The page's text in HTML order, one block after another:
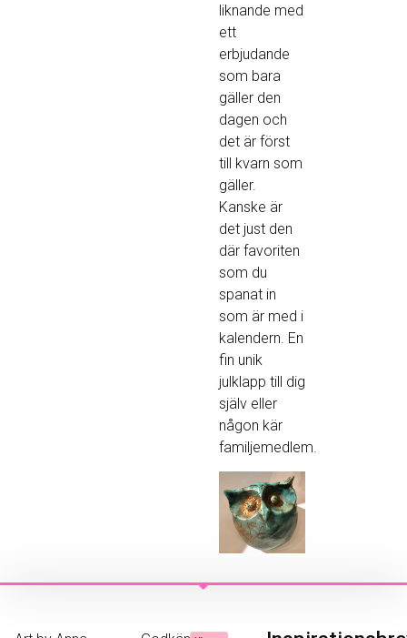
liknande med
ett
erbjudande
som bara
gäller den
dagen och
det är först
till kvarn som
gäller.
Kanske är
det just den
där favoriten
som du
spanat in
som är med i
kalendern. En
fin unik
julklapp till dig
själv eller
någon kär
familjemedlem.